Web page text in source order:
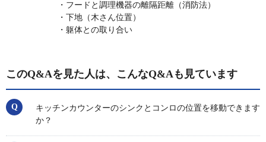
・フードと調理機器の離隔距離（消防法）
・下地（木さん位置）
・躯体との取り合い
このQ&Aを見た人は、こんなQ&Aも見ています
キッチンカウンターのシンクとコンロの位置を移動できます
か？